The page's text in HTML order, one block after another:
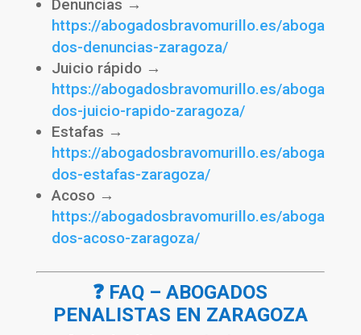
Denuncias →
https://abogadosbravomurillo.es/aboga
dos-denuncias-zaragoza/
Juicio rápido →
https://abogadosbravomurillo.es/aboga
dos-juicio-rapido-zaragoza/
Estafas →
https://abogadosbravomurillo.es/aboga
dos-estafas-zaragoza/
Acoso →
https://abogadosbravomurillo.es/aboga
dos-acoso-zaragoza/
❓ FAQ – ABOGADOS
PENALISTAS EN ZARAGOZA